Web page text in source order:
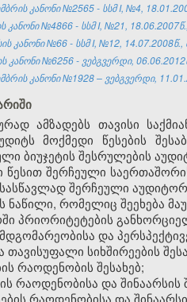
კანონი №2565 - სსმ I, №4,
კანონი №4866 - სსმ I, №21,
კანონი №66 - სსმ I, №12, 14.07.2008წ.,
კანონი №6256 - ვებგვერდი,
კანონი №1928 – ვებგვერდი,
ამზადებს თავისი
მოქმედი წესების
ბიუჯეტის შესრულების
წესით შერჩეული
შერჩეული
ნაწილი, რომელიც შეეხება
პრიორიტეტების
და
თავისუფალი სიხშირეების
რაოდენობის შესახებ;
რაოდენობისა და შინაარსის
რაოდენობისა და